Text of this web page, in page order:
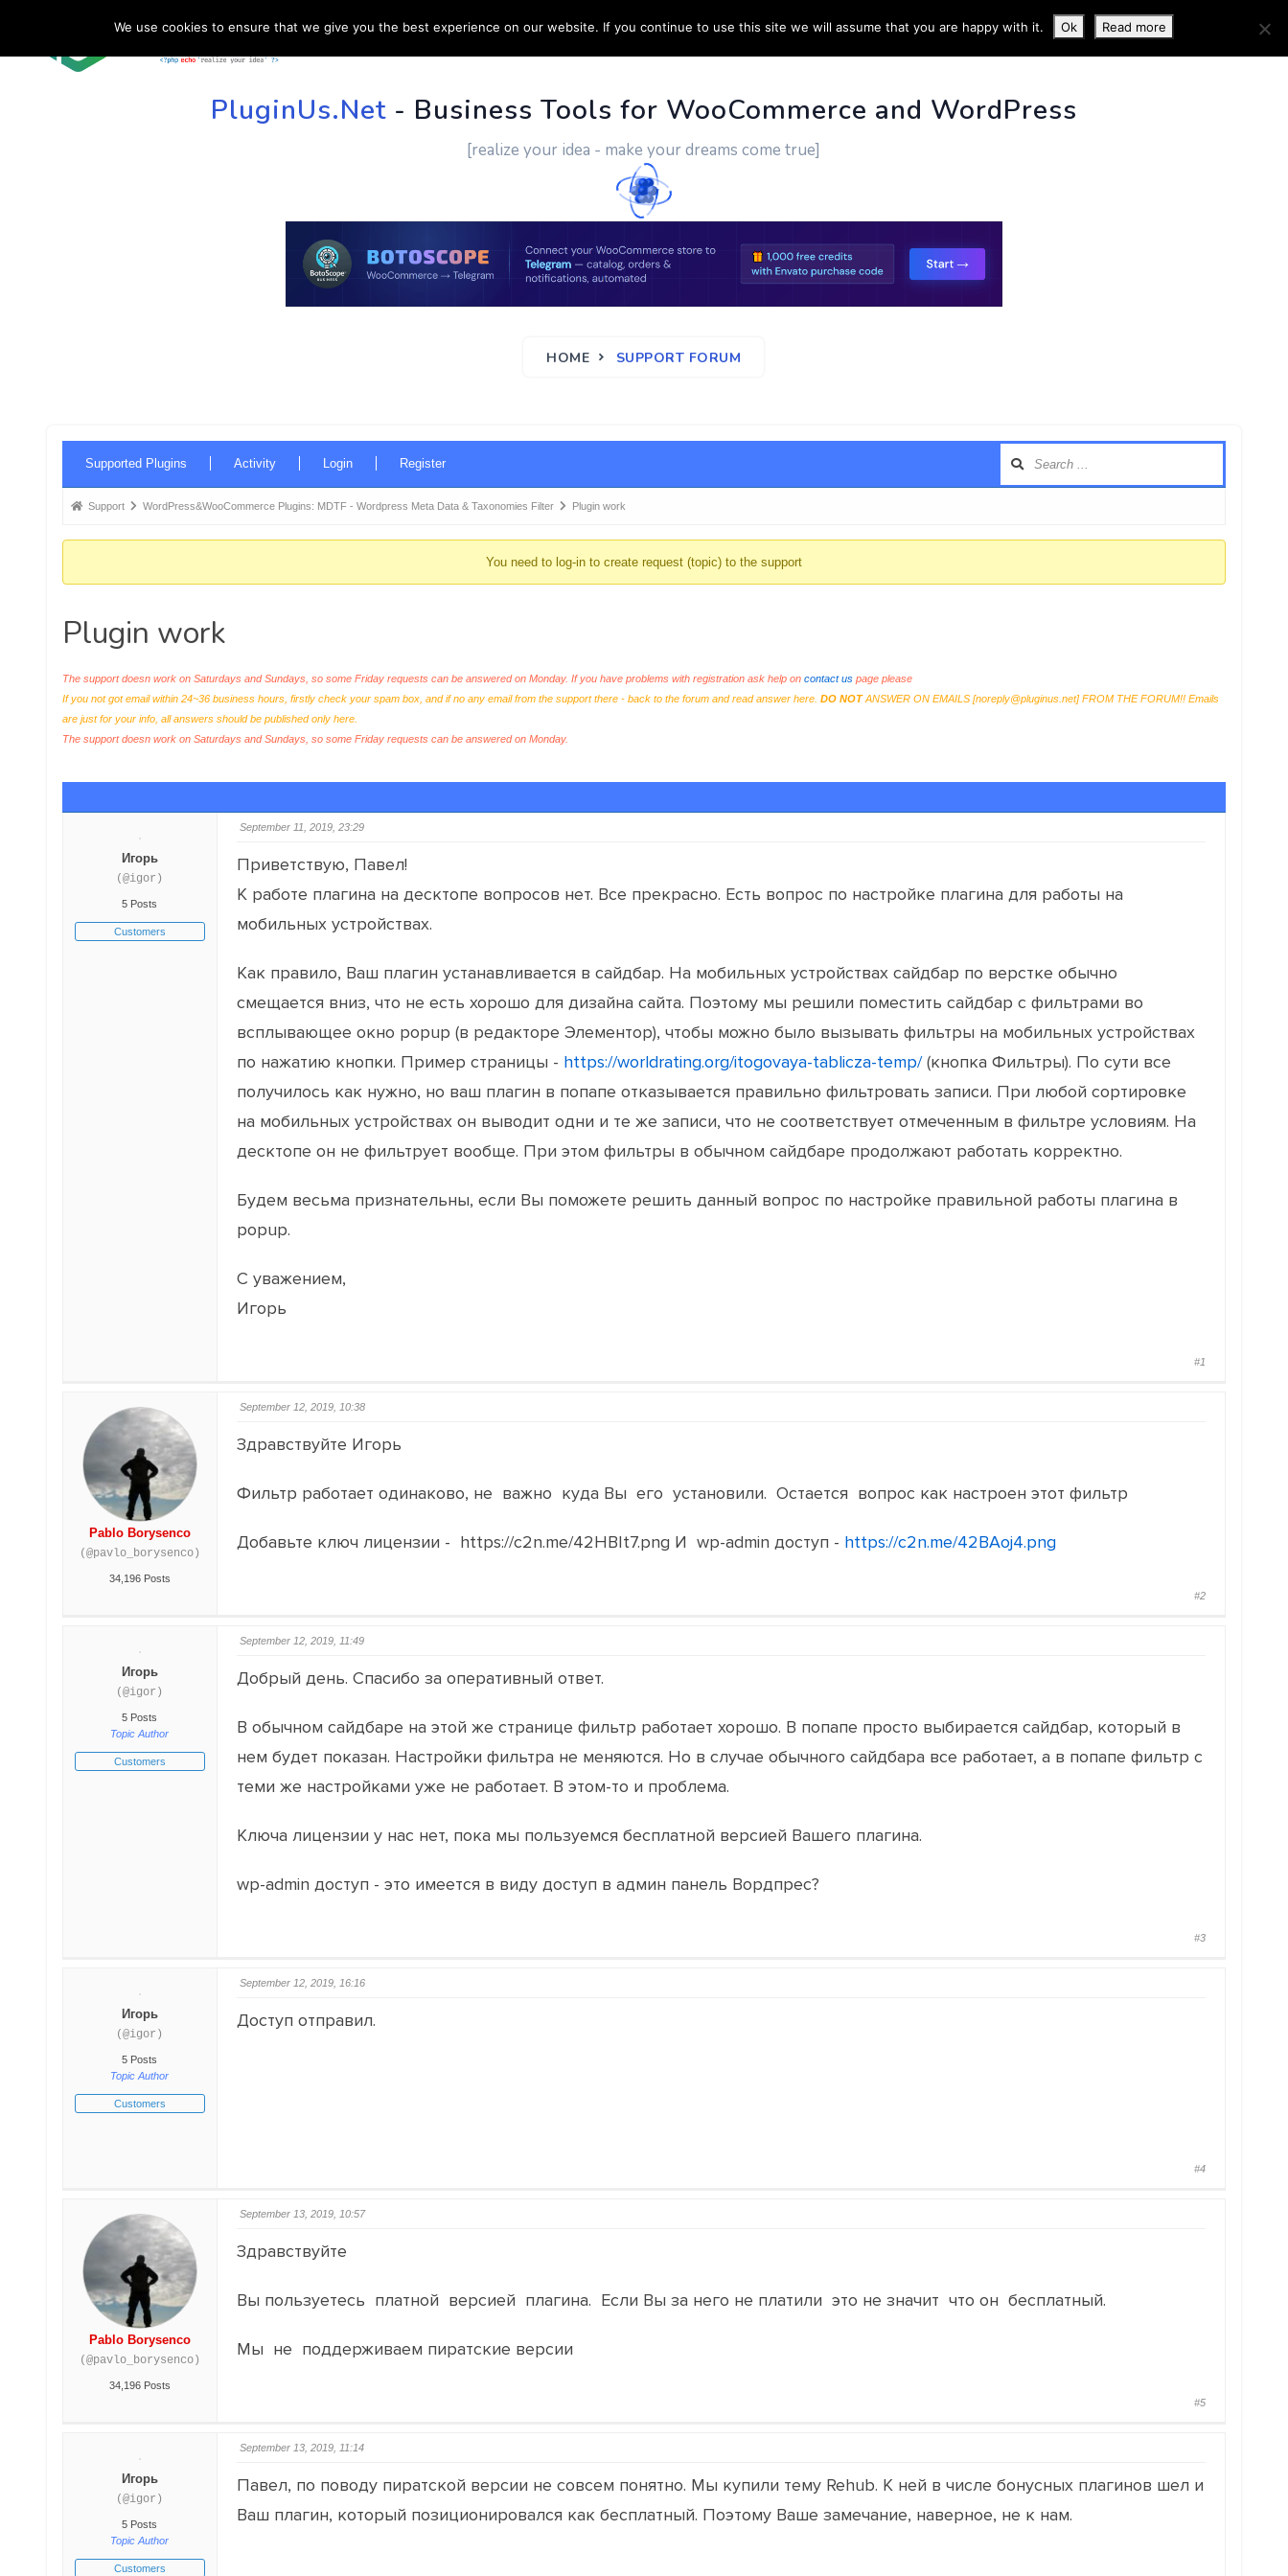
HOME SUPPORT CUSTOM WORK CONTACT US MORE INFO
PluginUs.Net- Business Tools for WooCommerce and WordPress
[realize your idea - make your dreams come true]
HOME SUPPORT FORUM
Navigation
Supported Plugins Activity Login Register
Forum
here:
Support WordPress&WooCommerce Plugins: MDTF - Wordpress Meta Data & Taxonomies Filter Plugin work
You need to log-in to create request (topic) to the support
Plugin work
The support doesn work on Saturdays and Sundays, so some Friday requests can be answered on Monday. If you have problems with registration ask help on contact uspage please
If you not got email within 24~36 business hours, firstly check your spam box, and if no any email from the support there - back to the forum and read answer here. DO NOTANSWER ON EMAILS [noreply@pluginus.net] FROM THE FORUM!! Emails
are just for your info, all answers should be published only here.
The support doesn work on Saturdays and Sundays, so some Friday requests can be answered on Monday.
Игорь
(@igor)
5 Posts
Customers
September 11, 2019, 23:29
Приветствую, Павел!
К работе плагина на десктопе вопросов нет. Все прекрасно. Есть вопрос по настройке плагина для работы на
мобильных устройствах.
Как правило, Ваш плагин устанавливается в сайдбар. На мобильных устройствах сайдбар по верстке обычно
смещается вниз, что не есть хорошо для дизайна сайта. Поэтому мы решили поместить сайдбар с фильтрами во
всплывающее окно popup (в редакторе Элементор), чтобы можно было вызывать фильтры на мобильных устройствах
по нажатию кнопки. Пример страницы - https://worldrating.org/itogovaya-tablicza-temp/(кнопка Фильтры). По сути все
получилось как нужно, но ваш плагин в попапе отказывается правильно фильтровать записи. При любой сортировке
на мобильных устройствах он выводит одни и те же записи, что не соответствует отмеченным в фильтре условиям. На
десктопе он не фильтрует вообще. При этом фильтры в обычном сайдбаре продолжают работать корректно.
Будем весьма признательны, если Вы поможете решить данный вопрос по настройке правильной работы плагина в
popup.
С уважением,
Игорь
#1
Pablo Borysenco
(@pavlo_borysenco)
34,196 Posts
September 12, 2019, 10:38
Здравствуйте Игорь
Фильтр работает одинаково, не важно куда Вы его установили. Остается вопрос как настроен этот фильтр
Добавьте ключ лицензии - https://c2n.me/42HBIt7.png И wp-admin доступ - https://c2n.me/42BAoj4.png
#2
Игорь
(@igor)
5 Posts
Topic Author
Customers
September 12, 2019, 11:49
Добрый день. Спасибо за оперативный ответ.
В обычном сайдбаре на этой же странице фильтр работает хорошо. В попапе просто выбирается сайдбар, который в
нем будет показан. Настройки фильтра не меняются. Но в случае обычного сайдбара все работает, а в попапе фильтр с
теми же настройками уже не работает. В этом-то и проблема.
Ключа лицензии у нас нет, пока мы пользуемся бесплатной версией Вашего плагина.
wp-admin доступ - это имеется в виду доступ в админ панель Вордпрес?
#3
Игорь
(@igor)
5 Posts
Topic Author
Customers
September 12, 2019, 16:16
Доступ отправил.
#4
Pablo Borysenco
(@pavlo_borysenco)
34,196 Posts
September 13, 2019, 10:57
Здравствуйте
Вы пользуетесь платной версией плагина. Если Вы за него не платили это не значит что он бесплатный.
Мы не поддерживаем пиратские версии
#5
Игорь
(@igor)
5 Posts
Topic Author
Customers
September 13, 2019, 11:14
Павел, по поводу пиратской версии не совсем понятно. Мы купили тему Rehub. К ней в числе бонусных плагинов шел и
Ваш плагин, который позиционировался как бесплатный. Поэтому Ваше замечание, наверное, не к нам.
We use cookies to ensure that we give you the best experience on our website. If you continue to use this site we will assume that you are happy with it. Ok Read more